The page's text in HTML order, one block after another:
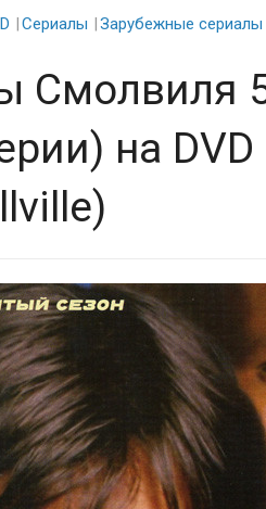
Сериалы Зарубежные сериалы
Смолвиля
на DVD